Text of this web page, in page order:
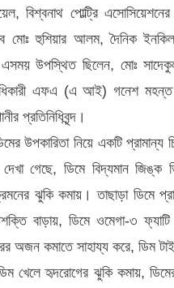
বিশ্বনাথ পোল্ট্রি
মোঃ হুশিয়ার আলম, দৈনিক
উপস্থিত ছিলেন, মোঃ
এফএ (এ আই) গনেশ
প্রতিনিধিবৃন্দ।
উপকারিতা নিয়ে একটি প্রামান্য
দেখা গেছে, ডিমে বিদ্যমান জিঙ্ক
ঝুকি কমায়। তাছাড়া ডিমে
বাড়ায়, ডিমে ওমেগা-৩
অজন কমাতে সাহায্য করে, ডিম
খেলে হৃদরোগের ঝুকি কমায়, ডিমের